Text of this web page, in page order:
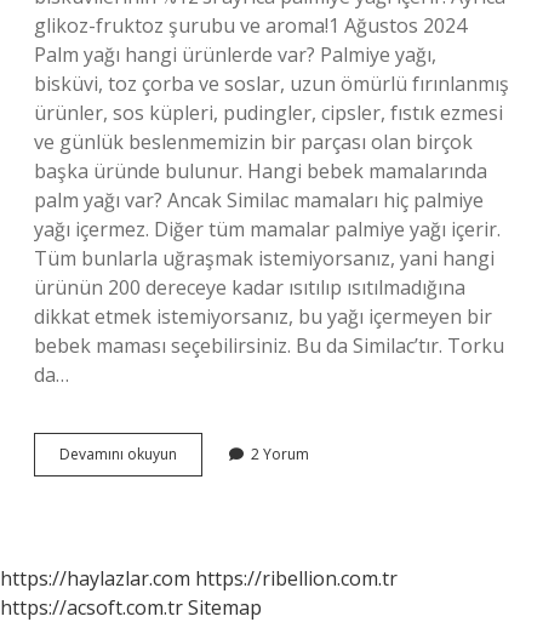
glikoz-fruktoz şurubu ve aroma!1 Ağustos 2024
Palm yağı hangi ürünlerde var? Palmiye yağı,
bisküvi, toz çorba ve soslar, uzun ömürlü fırınlanmış
ürünler, sos küpleri, pudingler, cipsler, fıstık ezmesi
ve günlük beslenmemizin bir parçası olan birçok
başka üründe bulunur. Hangi bebek mamalarında
palm yağı var? Ancak Similac mamaları hiç palmiye
yağı içermez. Diğer tüm mamalar palmiye yağı içerir.
Tüm bunlarla uğraşmak istemiyorsanız, yani hangi
ürünün 200 dereceye kadar ısıtılıp ısıtılmadığına
dikkat etmek istemiyorsanız, bu yağı içermeyen bir
bebek maması seçebilirsiniz. Bu da Similac’tır. Torku
da…
Devamını okuyun
Bebe
Mı
2 Yorum
https://haylazlar.com https://ribellion.com.tr
https://acsoft.com.trSitemap